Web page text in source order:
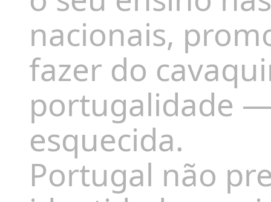
nacionais,
fazer do
portugalidade
esquecida.
Portugal não